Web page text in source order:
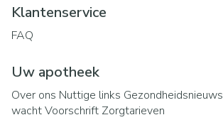
Klantenservice
FAQ
Uw apotheek
Over ons Nuttige links Gezondheidsnieuws
wachtVoorschrift Zorgtarieven